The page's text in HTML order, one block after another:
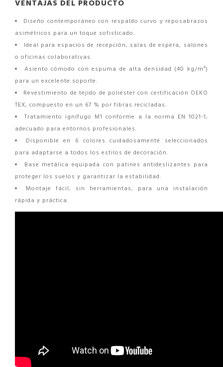
VENTAJAS DEL PRODUCTO
Diseño contemporáneo con respaldo curvo y reposabrazos
asimétricos para un toque sofisticado.
Ideal para espacios de recepción, salas de espera, salones
o oficinas colaborativas.
Asiento cómodo con espuma de alta densidad (40 kg/m³)
para un excelente soporte.
Revestimiento de tejido de poliéster con certificación OEKO
TEX, compuesto en un 67 % por fibras recicladas.
Tratamiento ignífugo M1 conforme a la norma EN 1021-1,
adecuado para entornos profesionales.
Disponible en 6 colores cuidadosamente seleccionados
para adaptarse a todos los estilos de decoración.
Base metálica equipada con patines antideslizantes para
proteger los suelos y garantizar la estabilidad.
Montaje fácil, sin herramientas, para una instalación
rápida y práctica.